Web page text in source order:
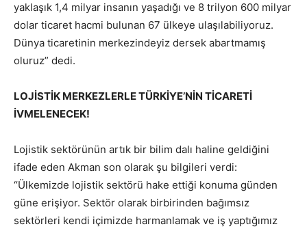
yaklaşık 1,4 milyar insanın yaşadığı ve 8 trilyon 600 milyar
dolar ticaret hacmi bulunan 67 ülkeye ulaşılabiliyoruz.
Dünya ticaretinin merkezindeyiz dersek abartmamış
oluruz” dedi.
LOJİSTİK MERKEZLERLE TÜRKİYE’NİN TİCARETİ
İVMELENECEK!
Lojistik sektörünün artık bir bilim dalı haline geldiğini
ifade eden Akman son olarak şu bilgileri verdi:
“Ülkemizde lojistik sektörü hake ettiği konuma günden
güne erişiyor. Sektör olarak birbirinden bağımsız
sektörleri kendi içimizde harmanlamak ve iş yaptığımız